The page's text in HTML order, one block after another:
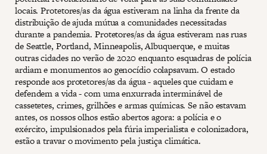
locais. Protetores/as da água estiveram na linha da frente da
distribuição de ajuda mútua a comunidades necessitadas
durante a pandemia. Protetores/as da água estiveram nas ruas
de Seattle, Portland, Minneapolis, Albuquerque, e muitas
outras cidades no verão de 2020 enquanto esquadras de polícia
ardiam e monumentos ao genocídio colapsavam. O estado
responde aos protetores/as da água - aqueles que cuidam e
defendem a vida - com uma enxurrada interminável de
cassetetes, crimes, grilhões e armas químicas. Se não estavam
antes, os nossos olhos estão abertos agora: a polícia e o
exército, impulsionados pela fúria imperialista e colonizadora,
estão a travar o movimento pela justiça climática.